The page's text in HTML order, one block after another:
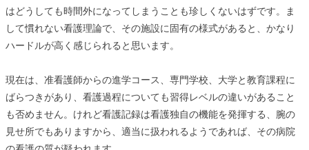
はどうしても時間外になってしまうことも珍しくないはずです。ま
して慣れない看護理論で、その施設に固有の様式があると、かなり
ハードルが高く感じられると思います。
現在は、准看護師からの進学コース、専門学校、大学と教育課程に
ばらつきがあり、看護過程についても習得レベルの違いがあること
も否めません。けれど看護記録は看護独自の機能を発揮する、腕の
見せ所でもありますから、適当に扱われるようであれば、その病院